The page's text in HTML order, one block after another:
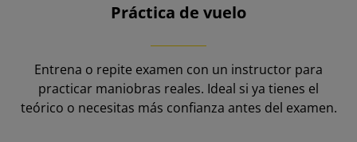
Práctica de vuelo
Entrena o repite examen con un instructor para
practicar maniobras reales. Ideal si ya tienes el
teórico o necesitas más confianza antes del examen.